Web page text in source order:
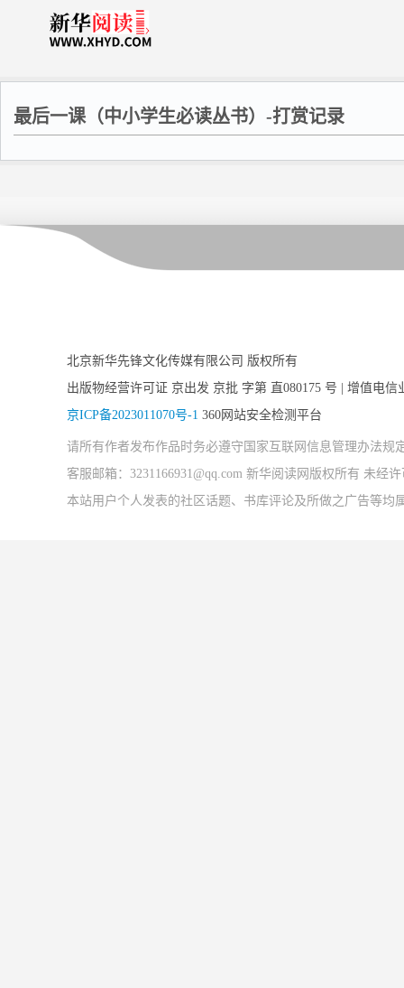
最后一课（中小学生必读丛书）-打赏记录
北京新华先锋文化传媒有限公司 版权所有
出版物经营许可证 京出发 京批 字第 直080175 号 | 增值电信
京ICP备2023011070号-1 360网站安全检测平台
请所有作者发布作品时务必遵守国家互联网信息管理办法
客服邮箱：3231166931@qq.com 新华阅读网版权所有 未经
本站用户个人发表的社区话题、书库评论及所做之广告等均